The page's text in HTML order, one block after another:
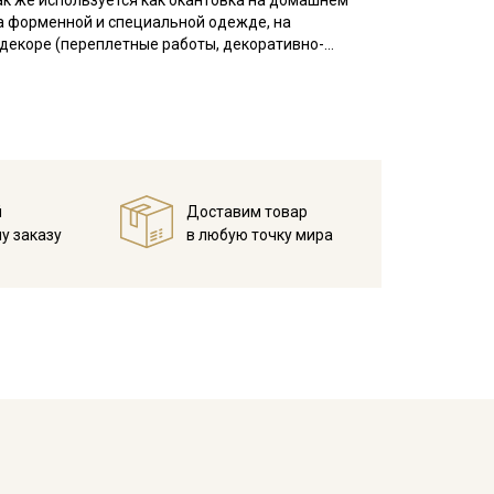
форменной и специальной одежде, на
(переплетные работы, декоративно-
заказу
Доставим товар
в любую точку мира